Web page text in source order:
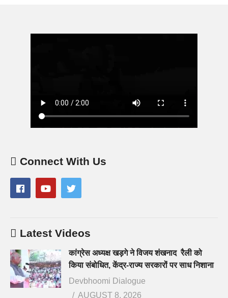
Connect With Us
Latest Videos
कांग्रेस अध्यक्ष खड़गे ने विजय शंखनाद रैली को
किया संबोधित, केंद्र-राज्य सरकारों पर साध निशाना
Devbhoomi Dialogue
AUGUST 8, 2026